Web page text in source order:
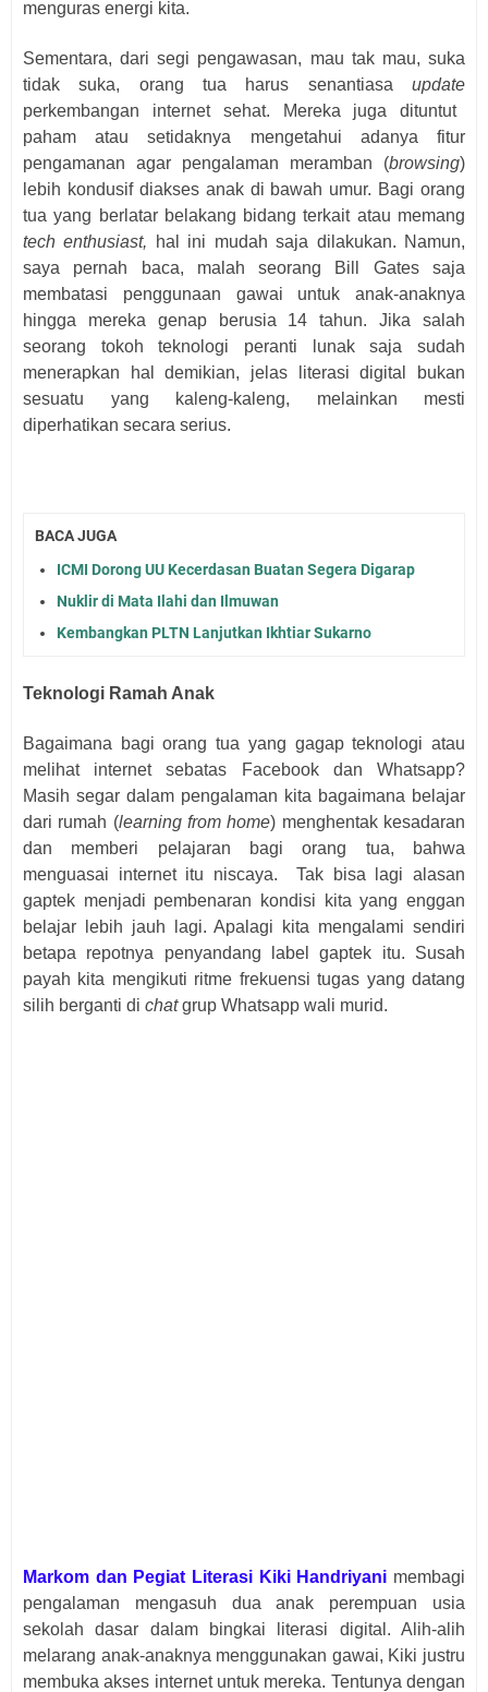
menguras energi kita.
Sementara, dari segi pengawasan, mau tak mau, suka
tidak suka, orang tua harus senantiasa update
perkembangan internet sehat. Mereka juga dituntut
paham atau setidaknya mengetahui adanya fitur
pengamanan agar pengalaman meramban (browsing)
lebih kondusif diakses anak di bawah umur. Bagi orang
tua yang berlatar belakang bidang terkait atau memang
tech enthusiast,
hal ini mudah saja dilakukan. Namun,
saya pernah baca, malah seorang Bill Gates saja
membatasi penggunaan gawai untuk anak-anaknya
hingga mereka genap berusia 14 tahun. Jika salah
seorang tokoh teknologi peranti lunak saja sudah
menerapkan hal demikian, jelas literasi digital bukan
sesuatu yang kaleng-kaleng, melainkan mesti
diperhatikan secara serius.
BACA JUGA
ICMI Dorong UU Kecerdasan Buatan Segera Digarap
Nuklir di Mata Ilahi dan Ilmuwan
Kembangkan PLTN Lanjutkan Ikhtiar Sukarno
Teknologi Ramah Anak
Bagaimana bagi orang tua yang gagap teknologi atau
melihat internet sebatas Facebook dan Whatsapp?
Masih segar dalam pengalaman kita bagaimana belajar
dari rumah (learning from home) menghentak kesadaran
dan memberi pelajaran bagi orang tua, bahwa
menguasai internet itu niscaya.
Tak bisa lagi alasan
gaptek menjadi pembenaran kondisi kita yang enggan
belajar lebih jauh lagi. Apalagi kita mengalami sendiri
betapa repotnya penyandang label gaptek itu. Susah
payah kita mengikuti ritme frekuensi tugas yang datang
silih berganti di chatgrup Whatsapp wali murid.
Markom dan Pegiat Literasi Kiki Handriyani membagi
pengalaman mengasuh dua anak perempuan usia
sekolah dasar dalam bingkai literasi digital. Alih-alih
melarang anak-anaknya menggunakan gawai, Kiki justru
membuka akses internet untuk mereka. Tentunya dengan